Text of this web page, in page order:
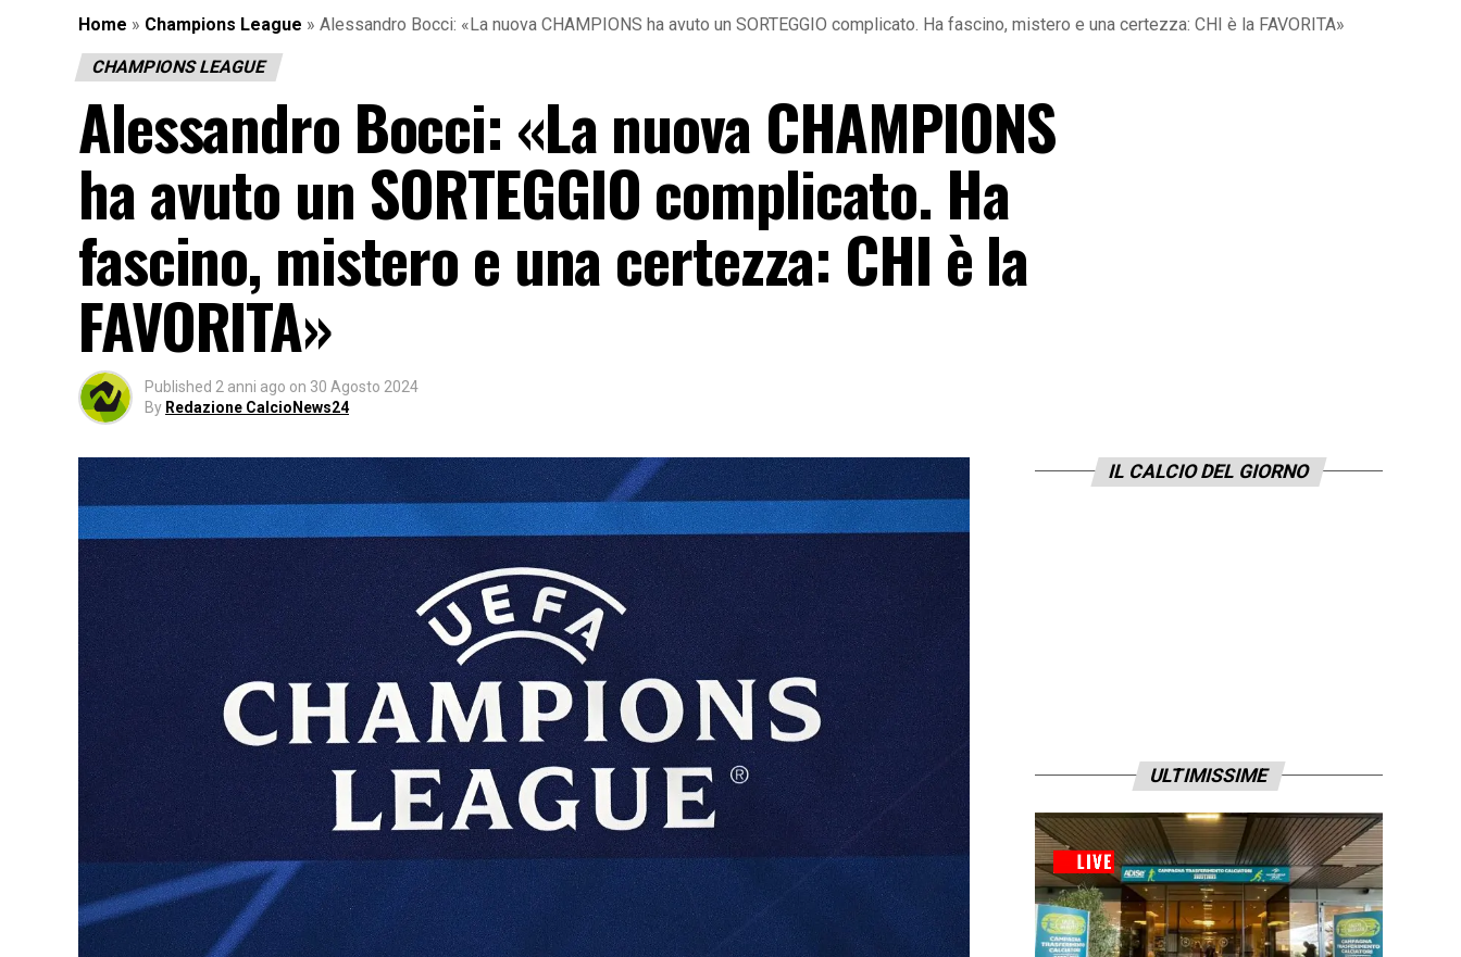
Home » Champions League » Alessandro Bocci: «La nuova CHAMPIONS ha avuto un SORTEGGIO complicato. Ha fascino, mistero e una certezza: CHI è la FAVORITA»
CHAMPIONS LEAGUE
Alessandro Bocci: «La nuova CHAMPIONS
ha avuto un SORTEGGIO complicato. Ha
fascino, mistero e una certezza: CHI è la
FAVORITA»
Published 2 anni ago on 30 Agosto 2024
By Redazione CalcioNews24
IL CALCIO DEL GIORNO
ULTIMISSIME